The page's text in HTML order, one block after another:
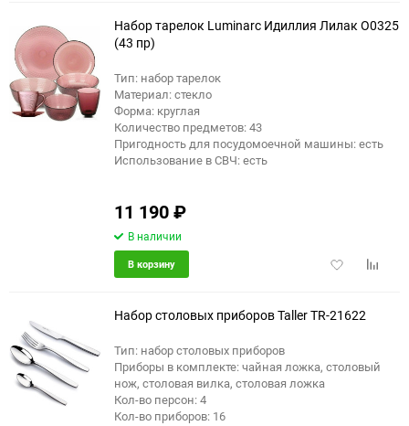
еще 22 фото
Набор тарелок Luminarc Идиллия Лилак O0325
(43 пр)
Тип: набор тарелок
Материал: стекло
Форма: круглая
Количество предметов: 43
Пригодность для посудомоечной машины: есть
Использование в СВЧ: есть
11 190₽
В наличии
Добавить
В корзину
еще 3 фото
Набор столовых приборов Taller TR-21622
Тип: набор столовых приборов
Приборы в комплекте: чайная ложка, столовый
нож, столовая вилка, столовая ложка
Кол-во персон: 4
Кол-во приборов: 16